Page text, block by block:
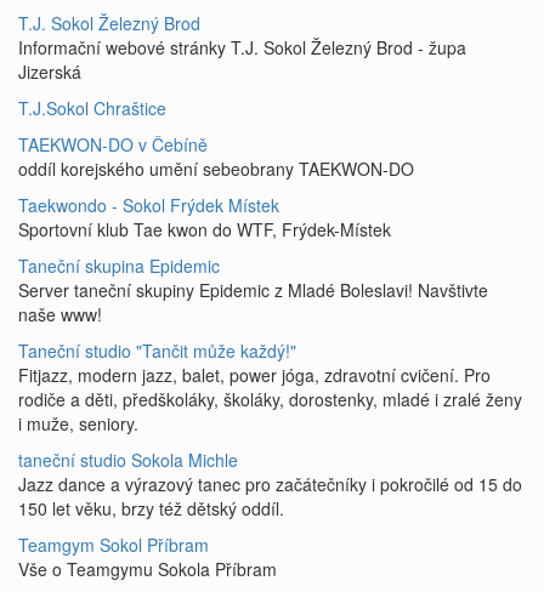
T.J. Sokol Železný Brod
Informační webové stránky T.J. Sokol Železný Brod - župa
Jizerská
T.J.Sokol Chraštice
TAEKWON-DO v Čebíně
oddíl korejského umění sebeobrany TAEKWON-DO
Taekwondo - Sokol Frýdek Místek
Sportovní klub Tae kwon do WTF, Frýdek-Místek
Taneční skupina Epidemic
Server taneční skupiny Epidemic z Mladé Boleslavi! Navštivte
naše www!
Taneční studio "Tančit může každý!"
Fitjazz, modern jazz, balet, power jóga, zdravotní cvičení. Pro
rodiče a děti, předškoláky, školáky, dorostenky, mladé i zralé ženy
i muže, seniory.
taneční studio Sokola Michle
Jazz dance a výrazový tanec pro začátečníky i pokročilé od 15 do
150 let věku, brzy též dětský oddíl.
Teamgym Sokol Příbram
Vše o Teamgymu Sokola Příbram